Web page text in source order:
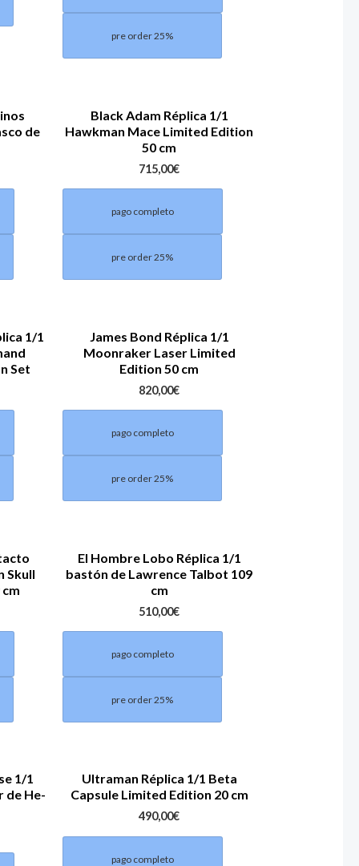
pre order 25%
de
Black Adam Réplica 1/1
Hawkman Mace Limited Edition
50 cm
715,00€
pago completo
pre order 25%
1/1
Set
James Bond Réplica 1/1
Moonraker Laser Limited
Edition 50 cm
820,00€
pago completo
pre order 25%
Skull
El Hombre Lobo Réplica 1/1
bastón de Lawrence Talbot 109
cm
510,00€
pago completo
pre order 25%
1/1
de He-
Ultraman Réplica 1/1 Beta
Capsule Limited Edition 20 cm
490,00€
pago completo